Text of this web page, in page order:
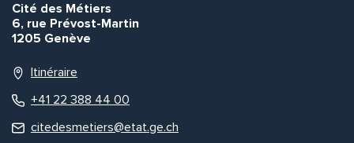
Cité des Métiers
6, rue Prévost-Martin
1205 Genève
Itinéraire
+41 22 388 44 00
citedesmetiers@etat.ge.ch